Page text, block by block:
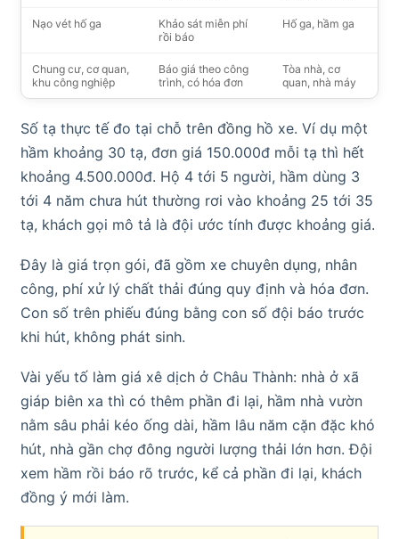
Nạo vét hố ga
Khảo sát miễn phí
rồi báo
Hố ga, hầm ga
Chung cư, cơ quan,
khu công nghiệp
Báo giá theo công
trình, có hóa đơn
Tòa nhà, cơ
quan, nhà máy
Số tạ thực tế đo tại chỗ trên đồng hồ xe. Ví dụ một
hầm khoảng 30 tạ, đơn giá 150.000đ mỗi tạ thì hết
khoảng 4.500.000đ. Hộ 4 tới 5 người, hầm dùng 3
tới 4 năm chưa hút thường rơi vào khoảng 25 tới 35
tạ, khách gọi mô tả là đội ước tính được khoảng giá.
Đây là giá trọn gói, đã gồm xe chuyên dụng, nhân
công, phí xử lý chất thải đúng quy định và hóa đơn.
Con số trên phiếu đúng bằng con số đội báo trước
khi hút, không phát sinh.
Vài yếu tố làm giá xê dịch ở Châu Thành: nhà ở xã
giáp biên xa thì có thêm phần đi lại, hầm nhà vườn
nằm sâu phải kéo ống dài, hầm lâu năm cặn đặc khó
hút, nhà gần chợ đông người lượng thải lớn hơn. Đội
xem hầm rồi báo rõ trước, kể cả phần đi lại, khách
đồng ý mới làm.